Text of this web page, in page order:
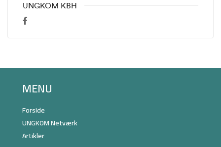
UNGKOM KBH
MENU
Forside
UNGKOM Netværk
Artikler